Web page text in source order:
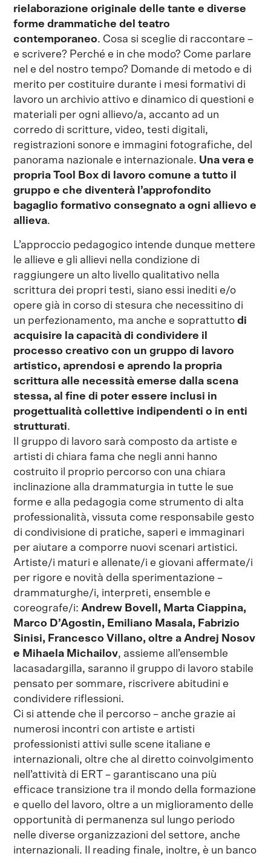
rielaborazione originale delle tante e diverse
forme drammatiche del teatro
contemporaneo. Cosa si sceglie di raccontare –
e scrivere? Perché e in che modo? Come parlare
nel e del nostro tempo? Domande di metodo e di
merito per costituire durante i mesi formativi di
lavoro un archivio attivo e dinamico di questioni e
materiali per ogni allievo/a, accanto ad un
corredo di scritture, video, testi digitali,
registrazioni sonore e immagini fotografiche, del
panorama nazionale e internazionale. Una vera e
propria Tool Box di lavoro comune a tutto il
gruppo e che diventerà l’approfondito
bagaglio formativo consegnato a ogni allievo e
allieva.
L’approccio pedagogico intende dunque mettere
le allieve e gli allievi nella condizione di
raggiungere un alto livello qualitativo nella
scrittura dei propri testi, siano essi inediti e/o
opere già in corso di stesura che necessitino di
un perfezionamento, ma anche e soprattuttodi
acquisire la capacità di condividere il
processo creativo con un gruppo di lavoro
artistico, aprendosi e aprendo la propria
scrittura alle necessità emerse dalla scena
stessa, al fine di poter essere inclusi in
progettualità collettive indipendenti o in enti
strutturati.
Il gruppo di lavoro sarà composto da artiste e
artisti di chiara fama che negli anni hanno
costruito il proprio percorso con una chiara
inclinazione alla drammaturgia in tutte le sue
forme e alla pedagogia come strumento di alta
professionalità, vissuta come responsabile gesto
di condivisione di pratiche, saperi e immaginari
per aiutare a comporre nuovi scenari artistici.
Artiste/i maturi e allenate/i e giovani affermate/i
per rigore e novità della sperimentazione –
drammaturghe/i, interpreti, ensemble e
coreografe/i:Andrew Bovell, Marta Ciappina,
Marco D’Agostin, Emiliano Masala, Fabrizio
Sinisi, Francesco Villano, oltre a Andrej Nosov
e Mihaela Michailov, assieme all’ensemble
lacasadargilla, saranno il gruppo di lavoro stabile
pensato per sommare, riscrivere abitudini e
condividere riflessioni.
Ci si attende che il percorso – anche grazie ai
numerosi incontri con artiste e artisti
professionisti attivi sulle scene italiane e
internazionali, oltre che al diretto coinvolgimento
nell’attività di ERT – garantiscano una più
efficace transizione tra il mondo della formazione
e quello del lavoro, oltre a un miglioramento delle
opportunità di permanenza sul lungo periodo
nelle diverse organizzazioni del settore, anche
internazionali. Il reading finale, inoltre, è un banco